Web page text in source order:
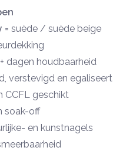
= suède / suède beige
dagen houdbaarheid
verstevigd en egaliseert
CCFL geschikt
soak-off
en kunstnagels